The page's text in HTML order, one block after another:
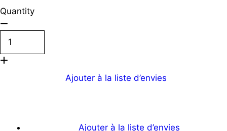
Quantity
quantité
Barrette
Ajouter à la liste d’envies
Ajouter à la liste d’envies